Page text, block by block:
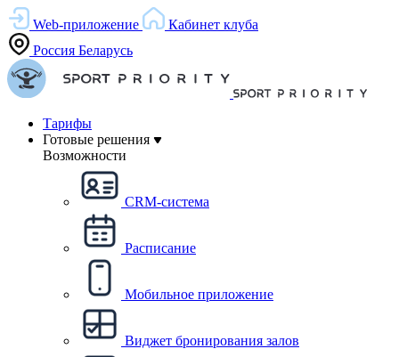
Web-приложение
Кабинет клуба
Россия Беларусь
Тарифы
Готовые решения
Возможности
CRM-система
Расписание
Мобильное приложение
Виджет бронирования залов